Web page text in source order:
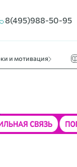
8(495)988-50-95
и мотивация
О